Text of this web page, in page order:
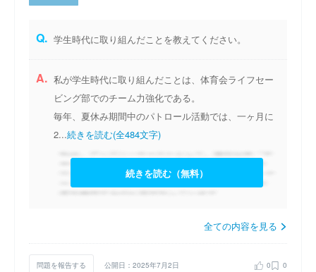
Q. 学生時代に取り組んだことを教えてください。
A. 私が学生時代に取り組んだことは、体育会ライフセー
ビング部でのチーム力強化である。
毎年、夏休み期間中のパトロール活動では、一ヶ月に
2...続きを読む(全484文字)
続きを読む（無料）
全ての内容を見る
問題を報告する 公開日：2025年7月2日 0 0